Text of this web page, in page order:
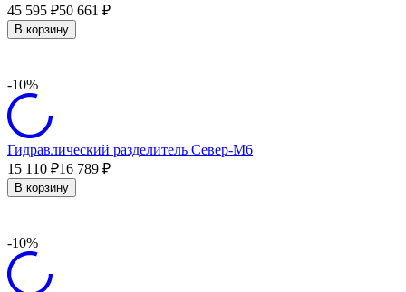
45 595 ₽50 661 ₽
В корзину
-10%
Гидравлический разделитель Север-М6
15 110 ₽16 789 ₽
В корзину
-10%